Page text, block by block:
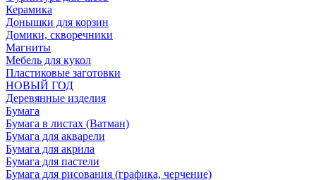
Керамика
Донышки для корзин
Домики, скворечники
Магниты
Мебель для кукол
Пластиковые заготовки
НОВЫЙ ГОД
Деревянные изделия
Бумага
Бумага в листах (Ватман)
Бумага для акварели
Бумага для акрила
Бумага для пастели
Бумага для рисования (графика, черчение)